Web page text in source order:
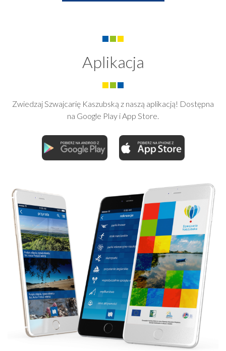
Aplikacja
Zwiedzaj Szwajcarię Kaszubską z naszą aplikacją! Dostępna
na Google Play i App Store.